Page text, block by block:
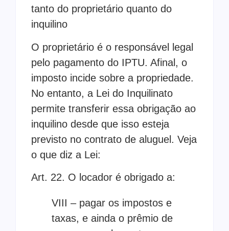
tanto do proprietário quanto do
inquilino
O proprietário é o responsável legal
pelo pagamento do IPTU. Afinal, o
imposto incide sobre a propriedade.
No entanto, a Lei do Inquilinato
permite transferir essa obrigação ao
inquilino desde que isso esteja
previsto no contrato de aluguel. Veja
o que diz a Lei:
Art. 22. O locador é obrigado a:
VIII – pagar os impostos e
taxas, e ainda o prêmio de